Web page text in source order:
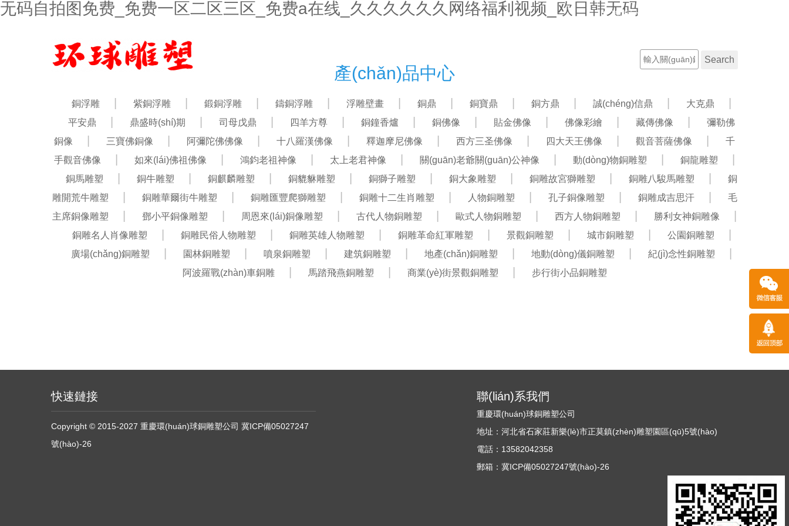
无码自拍图免费_免费一区二区三区_免费a在线_久久久久久久网络福利视频_欧日韩无码聯(lián)系電話：13582042358
產(chǎn)品中心
銅浮雕 紫銅浮雕 鍛銅浮雕 鑄銅浮雕 浮雕壁畫 銅鼎 銅寶鼎 銅方鼎 誠(chéng)信鼎
大克鼎
平安鼎
鼎盛時(shí)期 司母戊鼎 四羊方尊 銅鐘香爐 銅佛像 貼金佛像 佛像彩繪 藏傳佛像
彌勒佛
銅像
三寶佛銅像 阿彌陀佛佛像 十八羅漢佛像 釋迦摩尼佛像 西方三圣佛像 四大天王佛像 觀音菩薩佛像
千
手觀音佛像
如來(lái)佛祖佛像 鴻鈞老祖神像 太上老君神像 關(guān)老爺關(guān)公神像 動(dòng)物銅雕塑
銅龍雕塑
銅馬雕塑
銅牛雕塑 銅麒麟雕塑 銅貔貅雕塑 銅獅子雕塑 銅大象雕塑 銅雕故宮獅雕塑 銅雕八駿馬雕塑
銅
雕開荒牛雕塑
銅雕華爾街牛雕塑 銅雕匯豐爬獅雕塑 銅雕十二生肖雕塑 人物銅雕塑 孔子銅像雕塑 銅雕成吉思汗
毛
主席銅像雕塑
鄧小平銅像雕塑 周恩來(lái)銅像雕塑 古代人物銅雕塑 歐式人物銅雕塑 西方人物銅雕塑
勝利女神銅雕像
銅雕名人肖像雕塑
銅雕民俗人物雕塑 銅雕英雄人物雕塑 銅雕革命紅軍雕塑 景觀銅雕塑 城市銅雕塑
公園銅雕塑
廣場(chǎng)銅雕塑
園林銅雕塑 噴泉銅雕塑 建筑銅雕塑 地產(chǎn)銅雕塑 地動(dòng)儀銅雕塑
紀(jì)念性銅雕塑
阿波羅戰(zhàn)車銅雕
馬踏飛燕銅雕塑 商業(yè)街景觀銅雕塑 步行街小品銅雕塑
快速鏈接
Copyright © 2015-2027 重慶環(huán)球銅雕塑公司 冀ICP備05027247
號(hào)-26
聯(lián)系我們
重慶環(huán)球銅雕塑公司
地址：河北省石家莊新樂(lè)市正莫鎮(zhèn)雕塑園區(qū)5號(hào)
電話：13582042358
郵箱：冀ICP備05027247號(hào)-26